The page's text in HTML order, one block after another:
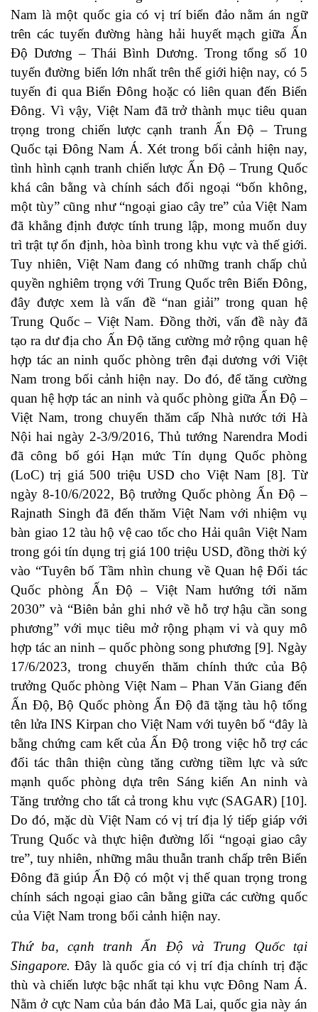
Nam là một quốc gia có vị trí biển đảo nằm án ngữ
trên các tuyến đường hàng hải huyết mạch giữa Ấn
Độ Dương – Thái Bình Dương. Trong tổng số 10
tuyến đường biển lớn nhất trên thế giới hiện nay, có 5
tuyến đi qua Biển Đông hoặc có liên quan đến Biển
Đông. Vì vậy, Việt Nam đã trở thành mục tiêu quan
trọng trong chiến lược cạnh tranh Ấn Độ – Trung
Quốc tại Đông Nam Á. Xét trong bối cảnh hiện nay,
tình hình cạnh tranh chiến lược Ấn Độ – Trung Quốc
khá cân bằng và chính sách đối ngoại “bốn không,
một tùy” cũng như “ngoại giao cây tre” của Việt Nam
đã khẳng định được tính trung lập, mong muốn duy
trì trật tự ổn định, hòa bình trong khu vực và thế giới.
Tuy nhiên, Việt Nam đang có những tranh chấp chủ
quyền nghiêm trọng với Trung Quốc trên Biển Đông,
đây được xem là vấn đề “nan giải” trong quan hệ
Trung Quốc – Việt Nam. Đồng thời, vấn đề này đã
tạo ra dư địa cho Ấn Độ tăng cường mở rộng quan hệ
hợp tác an ninh quốc phòng trên đại dương với Việt
Nam trong bối cảnh hiện nay. Do đó, để tăng cường
quan hệ hợp tác an ninh và quốc phòng giữa Ấn Độ –
Việt Nam, trong chuyến thăm cấp Nhà nước tới Hà
Nội hai ngày 2-3/9/2016, Thủ tướng Narendra Modi
đã công bố gói Hạn mức Tín dụng Quốc phòng
(LoC) trị giá 500 triệu USD cho Việt Nam [8]. Từ
ngày 8-10/6/2022, Bộ trưởng Quốc phòng Ấn Độ –
Rajnath Singh đã đến thăm Việt Nam với nhiệm vụ
bàn giao 12 tàu hộ vệ cao tốc cho Hải quân Việt Nam
trong gói tín dụng trị giá 100 triệu USD, đồng thời ký
vào “Tuyên bố Tầm nhìn chung về Quan hệ Đối tác
Quốc phòng Ấn Độ – Việt Nam hướng tới năm
2030” và “Biên bản ghi nhớ về hỗ trợ hậu cần song
phương” với mục tiêu mở rộng phạm vi và quy mô
hợp tác an ninh – quốc phòng song phương [9]. Ngày
17/6/2023, trong chuyến thăm chính thức của Bộ
trưởng Quốc phòng Việt Nam – Phan Văn Giang đến
Ấn Độ, Bộ Quốc phòng Ấn Độ đã tặng tàu hộ tống
tên lửa INS Kirpan cho Việt Nam với tuyên bố “đây là
bằng chứng cam kết của Ấn Độ trong việc hỗ trợ các
đối tác thân thiện cùng tăng cường tiềm lực và sức
mạnh quốc phòng dựa trên Sáng kiến An ninh và
Tăng trưởng cho tất cả trong khu vực (SAGAR) [10].
Do đó, mặc dù Việt Nam có vị trí địa lý tiếp giáp với
Trung Quốc và thực hiện đường lối “ngoại giao cây
tre”, tuy nhiên, những mâu thuẫn tranh chấp trên Biển
Đông đã giúp Ấn Độ có một vị thế quan trọng trong
chính sách ngoại giao cân bằng giữa các cường quốc
của Việt Nam trong bối cảnh hiện nay.
Thứ ba, cạnh tranh Ấn Độ và Trung Quốc tại
Singapore. Đây là quốc gia có vị trí địa chính trị đặc
thù và chiến lược bậc nhất tại khu vực Đông Nam Á.
Nằm ở cực Nam của bán đảo Mã Lai, quốc gia này án